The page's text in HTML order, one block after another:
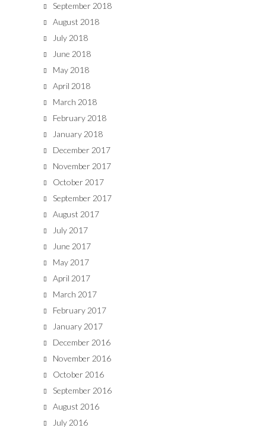
September 2018
August 2018
July 2018
June 2018
May 2018
April 2018
March 2018
February 2018
January 2018
December 2017
November 2017
October 2017
September 2017
August 2017
July 2017
June 2017
May 2017
April 2017
March 2017
February 2017
January 2017
December 2016
November 2016
October 2016
September 2016
August 2016
July 2016